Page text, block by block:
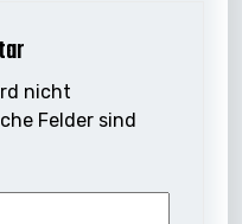
nicht
Felder sind